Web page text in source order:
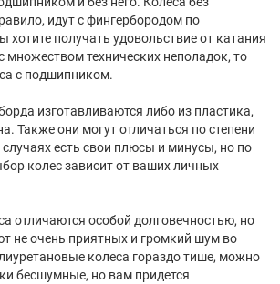
идут с фингербородом по
получать удовольствие от катания
множеством технических неполадок, то
с подшипником.
изготавливаются либо из пластика,
Также они могут отличаться по степени
есть свои плюсы и минусы, но по
колес зависит от ваших личных
отличаются особой долговечностью, но
не очень приятных и громкий шум во
колеса гораздо тише, можно
бесшумные, но вам придется